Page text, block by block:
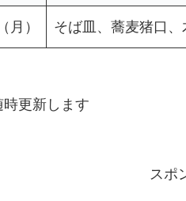
月） そば皿、蕎麦猪口
更新します
スポ